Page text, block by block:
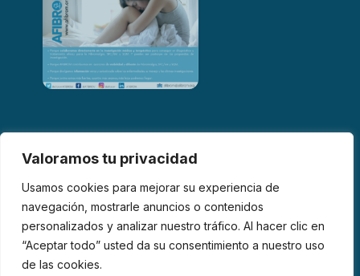
Valoramos tu privacidad
Usamos cookies para mejorar su experiencia de
navegación, mostrarle anuncios o contenidos
personalizados y analizar nuestro tráfico. Al hacer clic en
“Aceptar todo” usted da su consentimiento a nuestro uso
de las cookies.
© 2026 AFIBROM. Todos los derechos reservados.